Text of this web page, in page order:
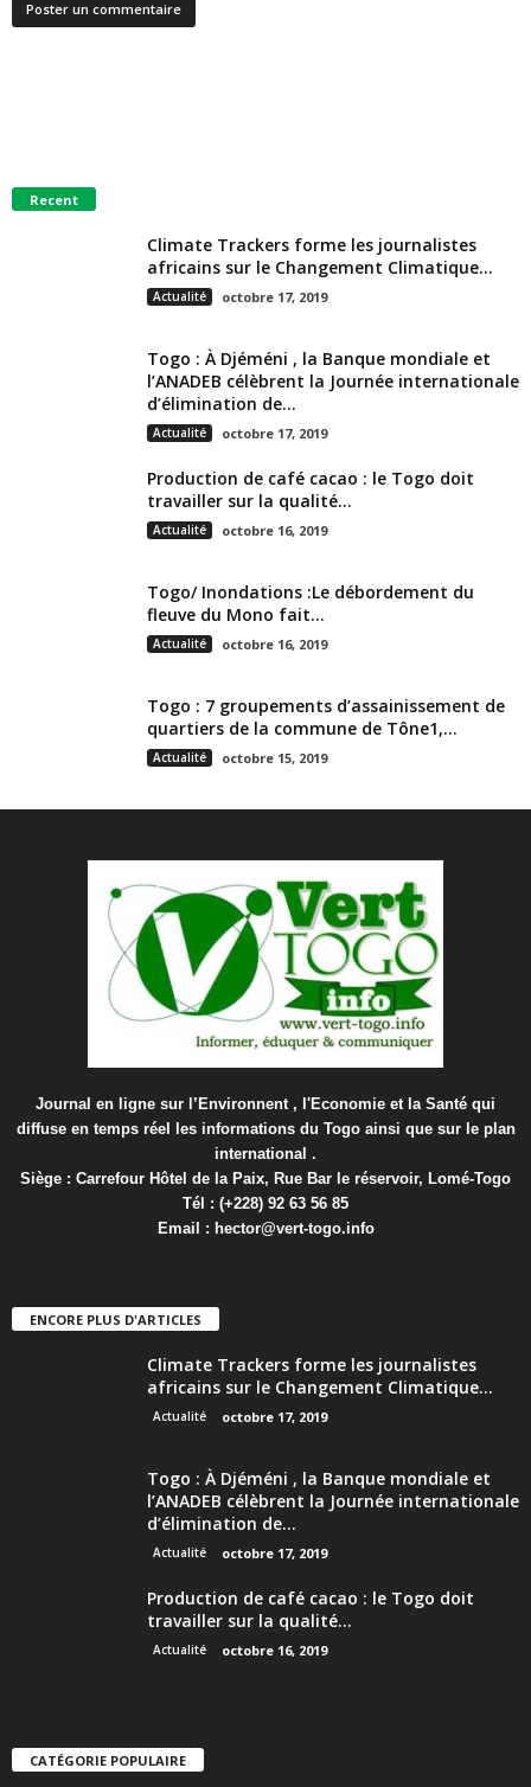
Recent
Climate Trackers forme les journalistes
africains sur le Changement Climatique...
Actualité octobre 17, 2019
Togo : À Djéméni , la Banque mondiale et
l’ANADEB célèbrent la Journée internationale
d’élimination de...
Actualité octobre 17, 2019
Production de café cacao : le Togo doit
travailler sur la qualité...
Actualité octobre 16, 2019
Togo/ Inondations :Le débordement du
fleuve du Mono fait...
Actualité octobre 16, 2019
Togo : 7 groupements d’assainissement de
quartiers de la commune de Tône1,...
Actualité octobre 15, 2019
Journal en ligne sur l’Environnent , l'Economie et la Santé qui
diffuse en temps réel les informations du Togo ainsi que sur le plan
international .
Siège : Carrefour Hôtel de la Paix, Rue Bar le réservoir, Lomé-Togo
Tél : (+228) 92 63 56 85
Email : hector@vert-togo.info
ENCORE PLUS D'ARTICLES
Climate Trackers forme les journalistes
africains sur le Changement Climatique...
Actualité octobre 17, 2019
Togo : À Djéméni , la Banque mondiale et
l’ANADEB célèbrent la Journée internationale
d’élimination de...
Actualité octobre 17, 2019
Production de café cacao : le Togo doit
travailler sur la qualité...
Actualité octobre 16, 2019
CATÉGORIE POPULAIRE